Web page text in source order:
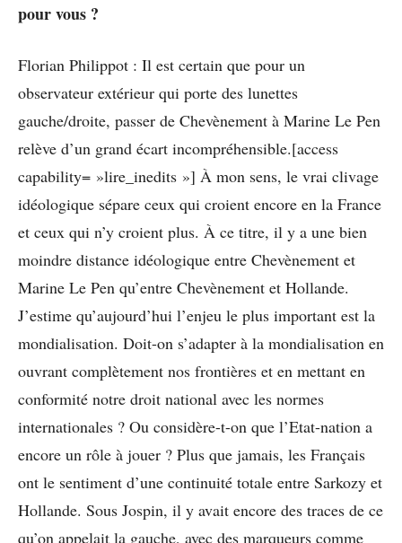
pour vous ?
Florian Philippot : Il est certain que pour un
observateur extérieur qui porte des lunettes
gauche/droite, passer de Chevènement à Marine Le Pen
relève d’un grand écart incompréhensible.[access
capability= »lire_inedits »] À mon sens, le vrai clivage
idéologique sépare ceux qui croient encore en la France
et ceux qui n’y croient plus. À ce titre, il y a une bien
moindre distance idéologique entre Chevènement et
Marine Le Pen qu’entre Chevènement et Hollande.
J’estime qu’aujourd’hui l’enjeu le plus important est la
mondialisation. Doit-on s’adapter à la mondialisation en
ouvrant complètement nos frontières et en mettant en
conformité notre droit national avec les normes
internationales ? Ou considère-t-on que l’Etat-nation a
encore un rôle à jouer ? Plus que jamais, les Français
ont le sentiment d’une continuité totale entre Sarkozy et
Hollande. Sous Jospin, il y avait encore des traces de ce
qu’on appelait la gauche, avec des marqueurs comme